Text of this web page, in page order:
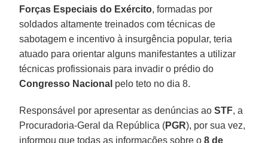
Forças Especiais do Exército, formadas por
soldados altamente treinados com técnicas de
sabotagem e incentivo à insurgência popular, teria
atuado para orientar alguns manifestantes a utilizar
técnicas profissionais para invadir o prédio do
Congresso Nacional pelo teto no dia 8.
Responsável por apresentar as denúncias aoSTF, a
Procuradoria-Geral da República (PGR), por sua vez,
informou que todas as informações sobre o8 de